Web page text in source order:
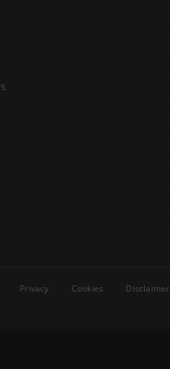
Privacy Cookies Disclaimer